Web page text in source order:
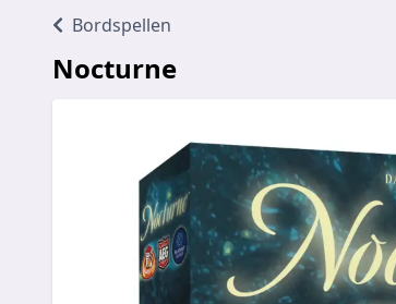
Bordspellen
Nocturne